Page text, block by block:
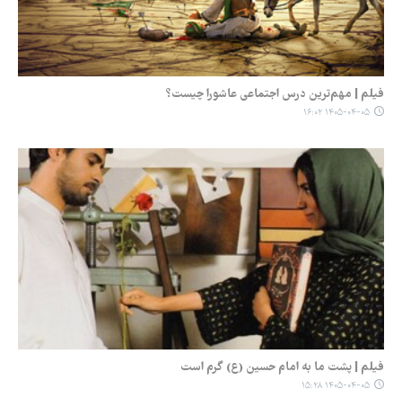
فیلم | مهم‌ترین درس اجتماعی عاشورا چیست؟
۱۴۰۵-۰۴-۰۵ ۱۶:۰۲
فیلم | پشت ما به امام حسین (ع) گرم است
۱۴۰۵-۰۴-۰۵ ۱۵:۲۸